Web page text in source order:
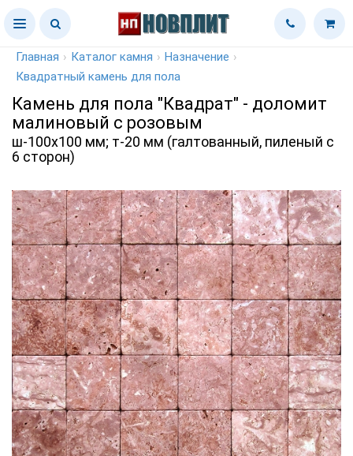
Главная › Каталог камня › Назначение ›
Квадратный камень для пола
Камень для пола "Квадрат" - доломит
малиновый с розовым
ш-100х100 мм; т-20 мм (галтованный, пиленый с
6 сторон)